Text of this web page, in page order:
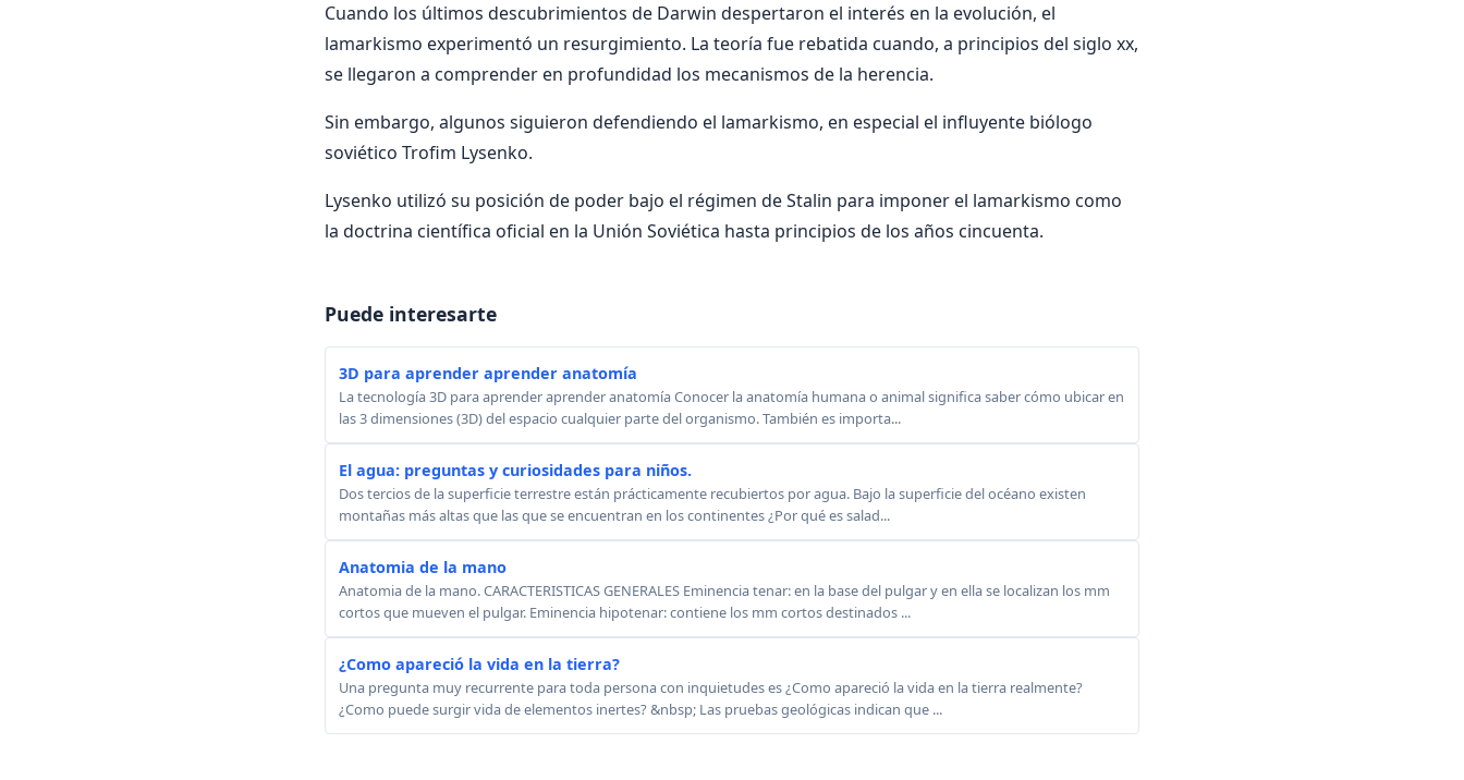
Cuando los últimos descubrimientos de Darwin despertaron el interés en la evolución, el
lamarkismo experimentó un resurgimiento. La teoría fue rebatida cuando, a principios del siglo xx,
se llegaron a comprender en profundidad los mecanismos de la herencia.
Sin embargo, algunos siguieron defendiendo el lamarkismo, en especial el influyente biólogo
soviético Trofim Lysenko.
Lysenko utilizó su posición de poder bajo el régimen de Stalin para imponer el lamarkismo como
la doctrina científica oficial en la Unión Soviética hasta principios de los años cincuenta.
Puede interesarte
3D para aprender aprender anatomía
La tecnología 3D para aprender aprender anatomía Conocer la anatomía humana o animal significa saber cómo ubicar en
las 3 dimensiones (3D) del espacio cualquier parte del organismo. También es importa...
El agua: preguntas y curiosidades para niños.
Dos tercios de la superficie terrestre están prácticamente recubiertos por agua. Bajo la superficie del océano existen
montañas más altas que las que se encuentran en los continentes ¿Por qué es salad...
Anatomia de la mano
Anatomia de la mano. CARACTERISTICAS GENERALES Eminencia tenar: en la base del pulgar y en ella se localizan los mm
cortos que mueven el pulgar. Eminencia hipotenar: contiene los mm cortos destinados ...
¿Como apareció la vida en la tierra?
Una pregunta muy recurrente para toda persona con inquietudes es ¿Como apareció la vida en la tierra realmente?
¿Como puede surgir vida de elementos inertes? &nbsp; Las pruebas geológicas indican que ...